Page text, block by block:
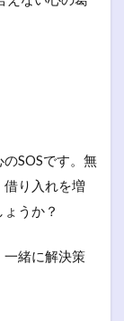
SOSです。無
借り入れを増
うか？
一緒に解決策